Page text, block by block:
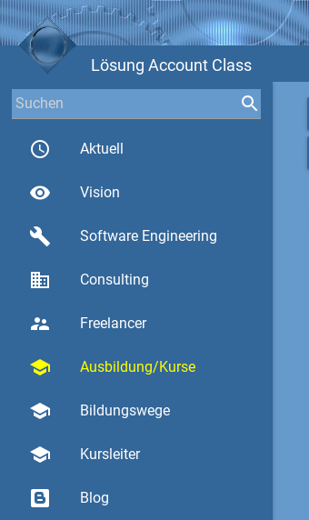
Lösung Account Class
access_time Aktuell
visibility Vision
build Software Engineering
business Consulting
supervisor_account Freelancer
school Ausbildung/Kurse
school Bildungswege
school Kursleiter
Blog